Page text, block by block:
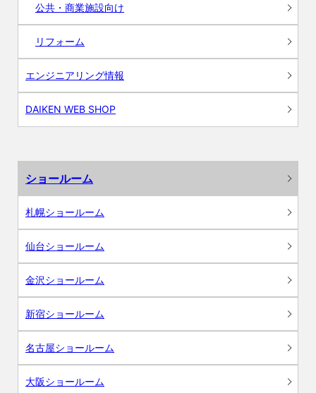
公共・商業施設向け
リフォーム
エンジニアリング情報
DAIKEN WEB SHOP
ショールーム
札幌ショールーム
仙台ショールーム
金沢ショールーム
新宿ショールーム
名古屋ショールーム
大阪ショールーム